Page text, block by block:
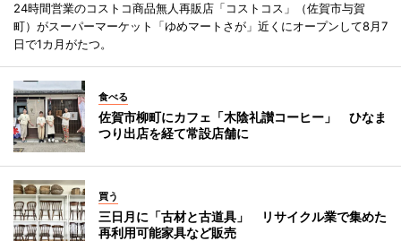
24時間営業のコストコ商品無人再販店「コストコス」（佐賀市与賀
町）がスーパーマーケット「ゆめマートさが」近くにオープンして8月7
日で1カ月がたつ。
食べる
佐賀市柳町にカフェ「木陰礼讃コーヒー」 ひなま
つり出店を経て常設店舗に
買う
三日月に「古材と古道具」 リサイクル業で集めた
再利用可能家具など販売